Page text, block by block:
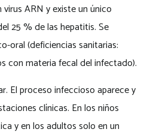
ARN y existe un único
25 % de las hepatitis. Se
oral (deficiencias sanitarias:
con materia fecal del infectado).
El proceso infeccioso aparece y
clínicas. En los niños
y en los adultos solo en un